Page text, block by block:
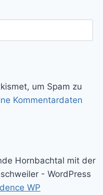
um Spam zu
Kommentardaten
Hornbachtal mit der
- WordPress
WP